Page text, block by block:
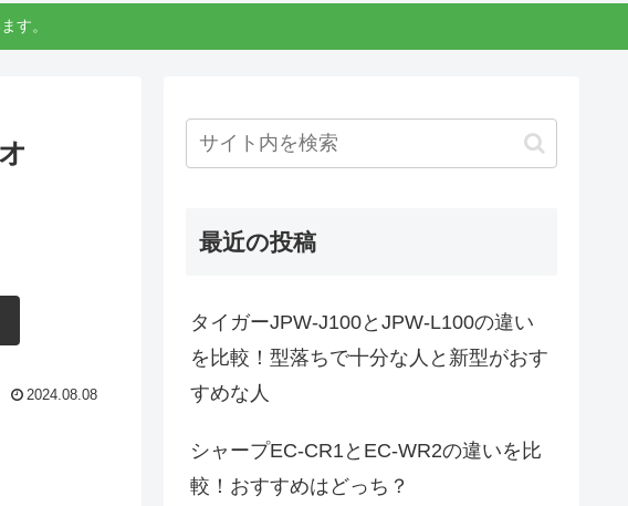
す。
2024.08.08
最近の投稿
タイガーJPW-J100とJPW-L100の違い
を比較！型落ちで十分な人と新型がおす
すめな人
シャープEC-CR1とEC-WR2の違いを比
較！おすすめはどっち？